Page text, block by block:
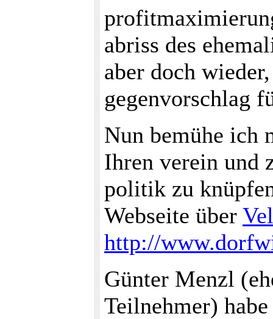
abriss des
aber doch
gegenvorschlag
Nun bemühe ich
Ihren verein und
politik zu
Webseite über
http://
Günter Menzl
Teilnehmer)